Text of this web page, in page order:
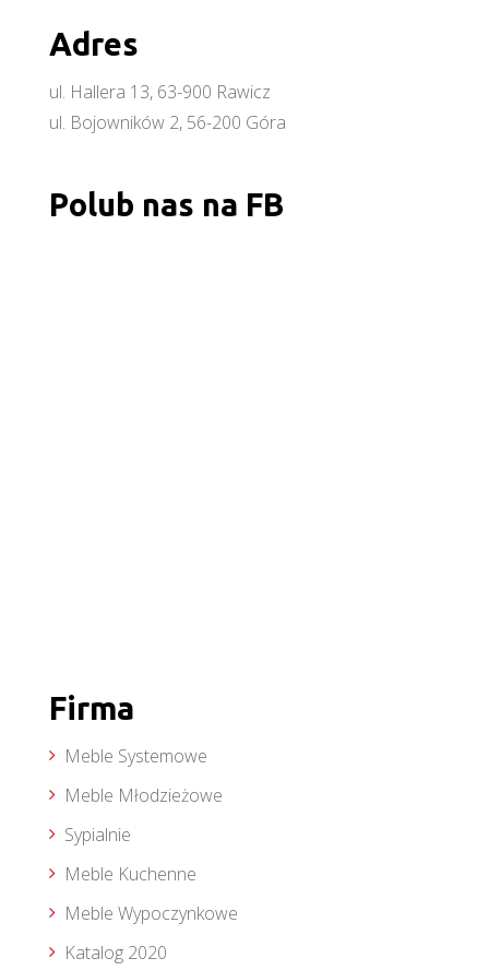
Adres
ul. Hallera 13, 63-900 Rawicz
ul. Bojowników 2, 56-200 Góra
Polub nas na FB
Firma
Meble Systemowe
Meble Młodzieżowe
Sypialnie
Meble Kuchenne
Meble Wypoczynkowe
Katalog 2020